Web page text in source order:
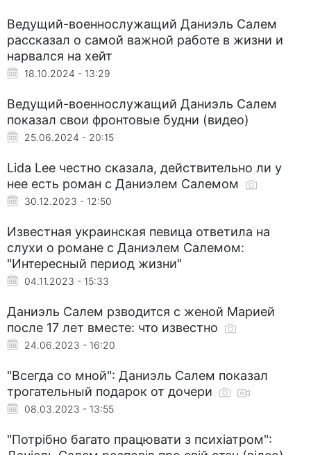
Ведущий-военнослужащий Даниэль Салем
рассказал о самой важной работе в жизни и
нарвался на хейт
18.10.2024 - 13:29
Ведущий-военнослужащий Даниэль Салем
показал свои фронтовые будни (видео)
25.06.2024 - 20:15
Lida Lee честно сказала, действительно ли у
нее есть роман с Даниэлем Салемом
30.12.2023 - 12:50
Известная украинская певица ответила на
слухи о романе с Даниэлем Салемом:
"Интересный период жизни"
04.11.2023 - 15:33
Даниэль Салем рзводится с женой Марией
после 17 лет вместе: что известно
24.06.2023 - 16:20
"Всегда со мной": Даниэль Салем показал
трогательный подарок от дочери
08.03.2023 - 13:55
"Потрібно багато працювати з психіатром":